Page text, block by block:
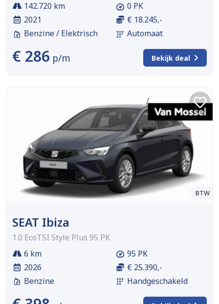
142.720 km
2021
Benzine / Elektrisch
0 PK
€ 18.245,-
Automaat
€ 286 p/m Bekijk deal
BTW
SEAT Ibiza
1.0 EcoTSI Style Plus 95 PK
6 km
2026
Benzine
95 PK
€ 25.390,-
Handgeschakeld